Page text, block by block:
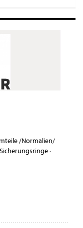
/Normalien/
Sicherungsringe·